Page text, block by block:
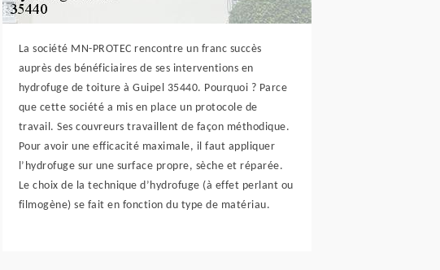
La société MN-PROTEC rencontre un franc succès
auprès des bénéficiaires de ses interventions en
hydrofuge de toiture à Guipel 35440. Pourquoi ? Parce
que cette société a mis en place un protocole de
travail. Ses couvreurs travaillent de façon méthodique.
Pour avoir une efficacité maximale, il faut appliquer
l’hydrofuge sur une surface propre, sèche et réparée.
Le choix de la technique d’hydrofuge (à effet perlant ou
filmogène) se fait en fonction du type de matériau.